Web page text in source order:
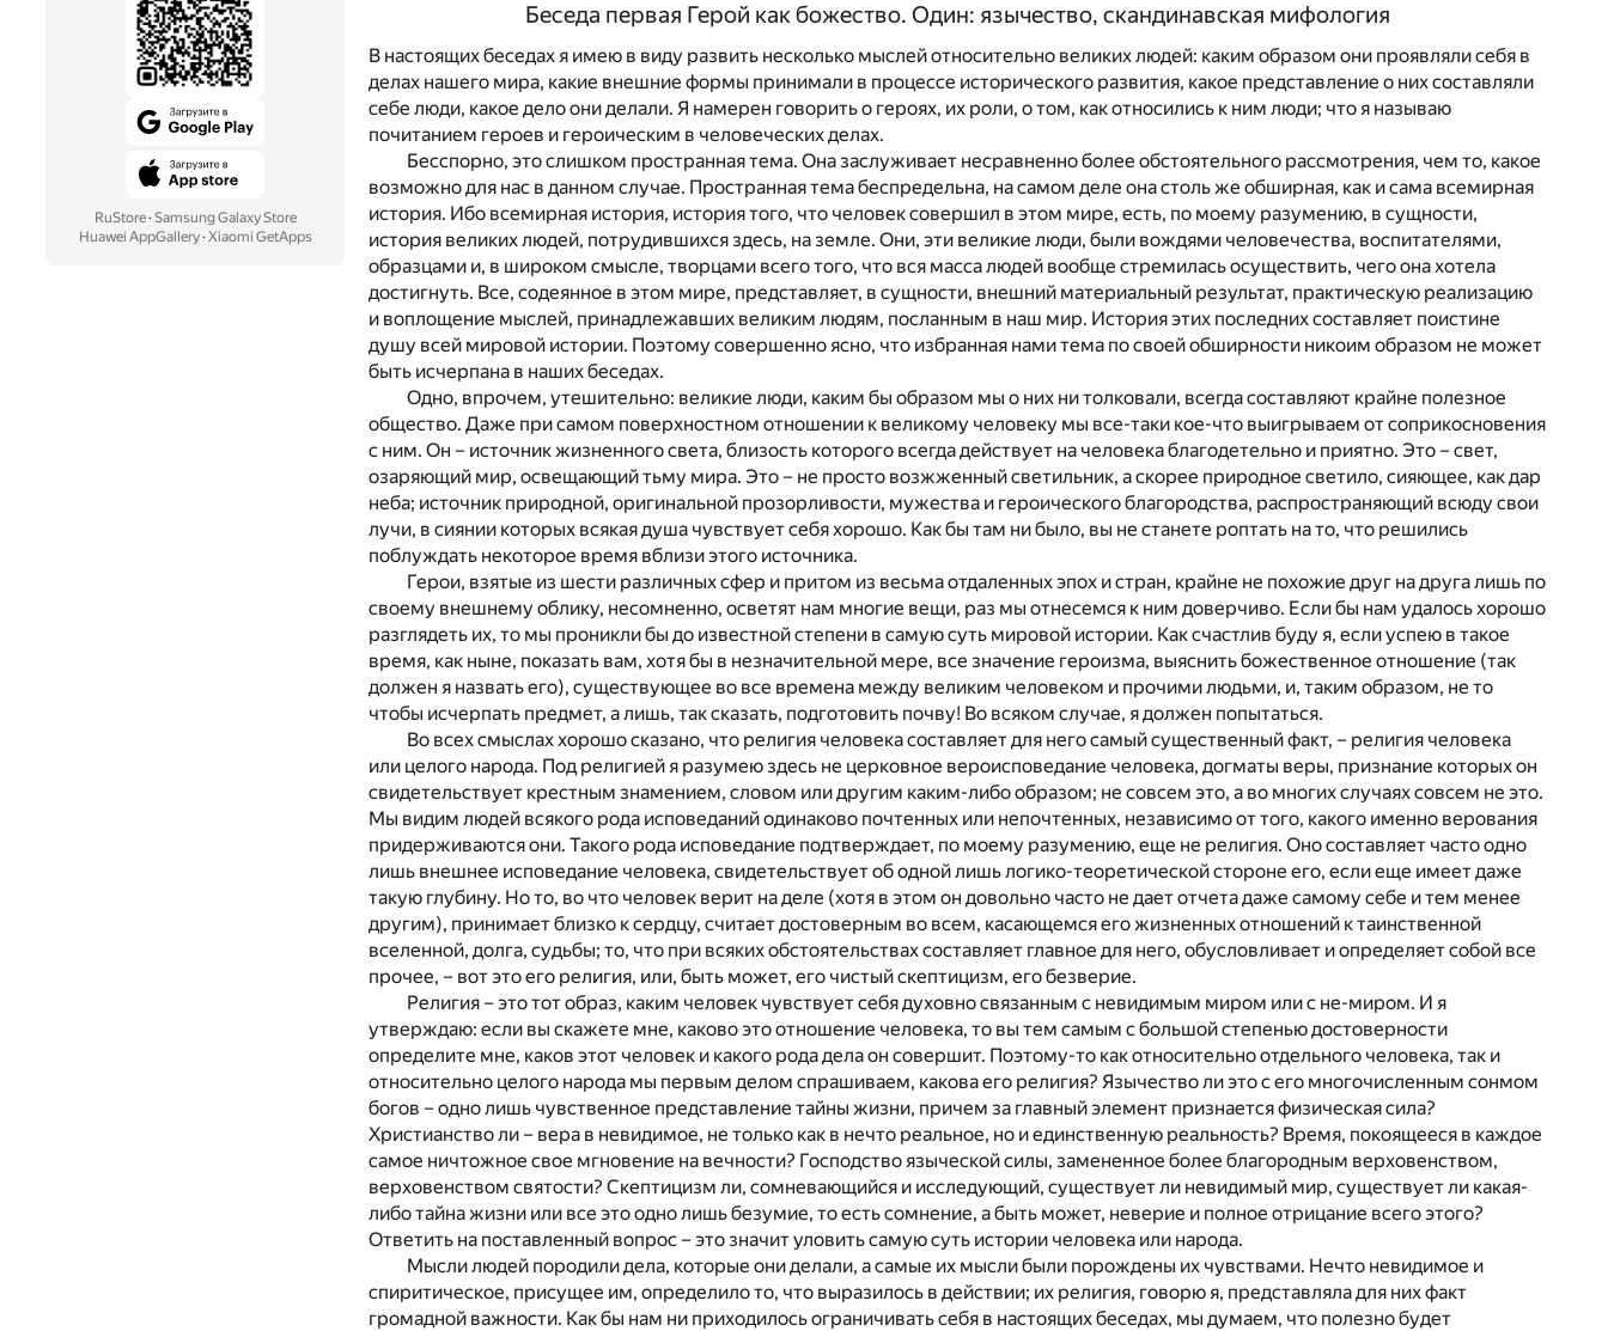
RuStore· Samsung Galaxy Store
Huawei AppGallery· Xiaomi GetApps
Беседа первая Герой как божество. Один: язычество, скандинавская мифология
В настоящих беседах я имею в виду развить несколько мыслей относительно великих людей: каким образом они проявляли себя в
делах нашего мира, какие внешние формы принимали в процессе исторического развития, какое представление о них составляли
себе люди, какое дело они делали. Я намерен говорить о героях, их роли, о том, как относились к ним люди; что я называю
почитанием героев и героическим в человеческих делах.
Бесспорно, это слишком пространная тема. Она заслуживает несравненно более обстоятельного рассмотрения, чем то, какое
возможно для нас в данном случае. Пространная тема беспредельна, на самом деле она столь же обширная, как и сама всемирная
история. Ибо всемирная история, история того, что человек совершил в этом мире, есть, по моему разумению, в сущности,
история великих людей, потрудившихся здесь, на земле. Они, эти великие люди, были вождями человечества, воспитателями,
образцами и, в широком смысле, творцами всего того, что вся масса людей вообще стремилась осуществить, чего она хотела
достигнуть. Все, содеянное в этом мире, представляет, в сущности, внешний материальный результат, практическую реализацию
и воплощение мыслей, принадлежавших великим людям, посланным в наш мир. История этих последних составляет поистине
душу всей мировой истории. Поэтому совершенно ясно, что избранная нами тема по своей обширности никоим образом не может
быть исчерпана в наших беседах.
Одно, впрочем, утешительно: великие люди, каким бы образом мы о них ни толковали, всегда составляют крайне полезное
общество. Даже при самом поверхностном отношении к великому человеку мы все-таки кое-что выигрываем от соприкосновения
с ним. Он – источник жизненного света, близость которого всегда действует на человека благодетельно и приятно. Это – свет,
озаряющий мир, освещающий тьму мира. Это – не просто возжженный светильник, а скорее природное светило, сияющее, как дар
неба; источник природной, оригинальной прозорливости, мужества и героического благородства, распространяющий всюду свои
лучи, в сиянии которых всякая душа чувствует себя хорошо. Как бы там ни было, вы не станете роптать на то, что решились
поблуждать некоторое время вблизи этого источника.
Герои, взятые из шести различных сфер и притом из весьма отдаленных эпох и стран, крайне не похожие друг на друга лишь по
своему внешнему облику, несомненно, осветят нам многие вещи, раз мы отнесемся к ним доверчиво. Если бы нам удалось хорошо
разглядеть их, то мы проникли бы до известной степени в самую суть мировой истории. Как счастлив буду я, если успею в такое
время, как ныне, показать вам, хотя бы в незначительной мере, все значение героизма, выяснить божественное отношение (так
должен я назвать его), существующее во все времена между великим человеком и прочими людьми, и, таким образом, не то
чтобы исчерпать предмет, а лишь, так сказать, подготовить почву! Во всяком случае, я должен попытаться.
Во всех смыслах хорошо сказано, что религия человека составляет для него самый существенный факт, – религия человека
или целого народа. Под религией я разумею здесь не церковное вероисповедание человека, догматы веры, признание которых он
свидетельствует крестным знамением, словом или другим каким-либо образом; не совсем это, а во многих случаях совсем не это.
Мы видим людей всякого рода исповеданий одинаково почтенных или непочтенных, независимо от того, какого именно верования
придерживаются они. Такого рода исповедание подтверждает, по моему разумению, еще не религия. Оно составляет часто одно
лишь внешнее исповедание человека, свидетельствует об одной лишь логико-теоретической стороне его, если еще имеет даже
такую глубину. Но то, во что человек верит на деле (хотя в этом он довольно часто не дает отчета даже самому себе и тем менее
другим), принимает близко к сердцу, считает достоверным во всем, касающемся его жизненных отношений к таинственной
вселенной, долга, судьбы; то, что при всяких обстоятельствах составляет главное для него, обусловливает и определяет собой все
прочее, – вот это его религия, или, быть может, его чистый скептицизм, его безверие.
Религия – это тот образ, каким человек чувствует себя духовно связанным с невидимым миром или с не-миром. И я
утверждаю: если вы скажете мне, каково это отношение человека, то вы тем самым с большой степенью достоверности
определите мне, каков этот человек и какого рода дела он совершит. Поэтому-то как относительно отдельного человека, так и
относительно целого народа мы первым делом спрашиваем, какова его религия? Язычество ли это с его многочисленным сонмом
богов – одно лишь чувственное представление тайны жизни, причем за главный элемент признается физическая сила?
Христианство ли – вера в невидимое, не только как в нечто реальное, но и единственную реальность? Время, покоящееся в каждое
самое ничтожное свое мгновение на вечности? Господство языческой силы, замененное более благородным верховенством,
верховенством святости? Скептицизм ли, сомневающийся и исследующий, существует ли невидимый мир, существует ли какая-
либо тайна жизни или все это одно лишь безумие, то есть сомнение, а быть может, неверие и полное отрицание всего этого?
Ответить на поставленный вопрос – это значит уловить самую суть истории человека или народа.
Мысли людей породили дела, которые они делали, а самые их мысли были порождены их чувствами. Нечто невидимое и
спиритическое, присущее им, определило то, что выразилось в действии; их религия, говорю я, представляла для них факт
громадной важности. Как бы нам ни приходилось ограничивать себя в настоящих беседах, мы думаем, что полезно будет